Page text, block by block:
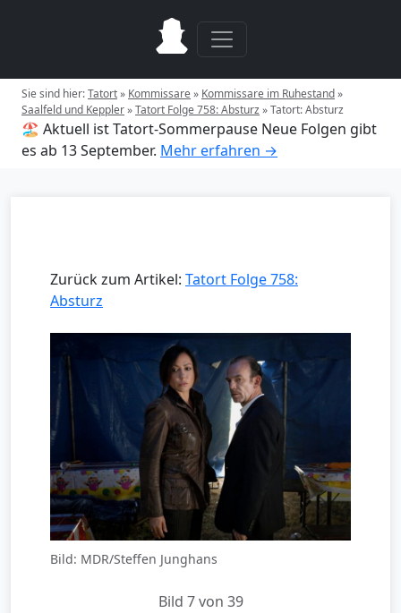
Sie sind hier:Tatort» Kommissare» Kommissare im Ruhestand»
Saalfeld und Keppler»Tatort Folge 758: Absturz»Tatort: Absturz
🏖️ Aktuell ist Tatort-Sommerpause Neue Folgen gibt
es ab 13 September. Mehr erfahren →
Zurück zum Artikel: Tatort Folge 758:
Absturz
Bild: MDR/Steffen Junghans
Bild 7 von 39